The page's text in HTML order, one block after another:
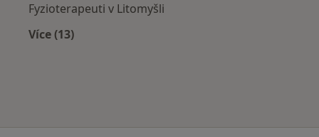
Fyzioterapeuti v Litomyšli
Více (13)